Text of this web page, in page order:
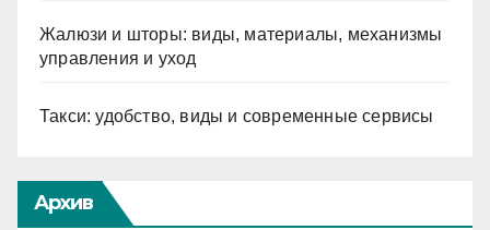
Жалюзи и шторы: виды, материалы, механизмы
управления и уход
Такси: удобство, виды и современные сервисы
Архив